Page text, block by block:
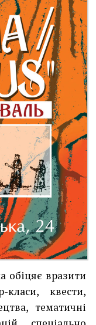
обіцяє вразити
класи, квести,
тематичні